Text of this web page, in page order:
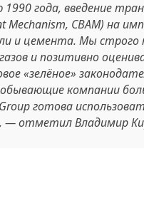
года, введение
Mechanism, CBAM) на
и цемента. Мы
и позитивно
«зелёное»
компании
готова
— отметил Владимир